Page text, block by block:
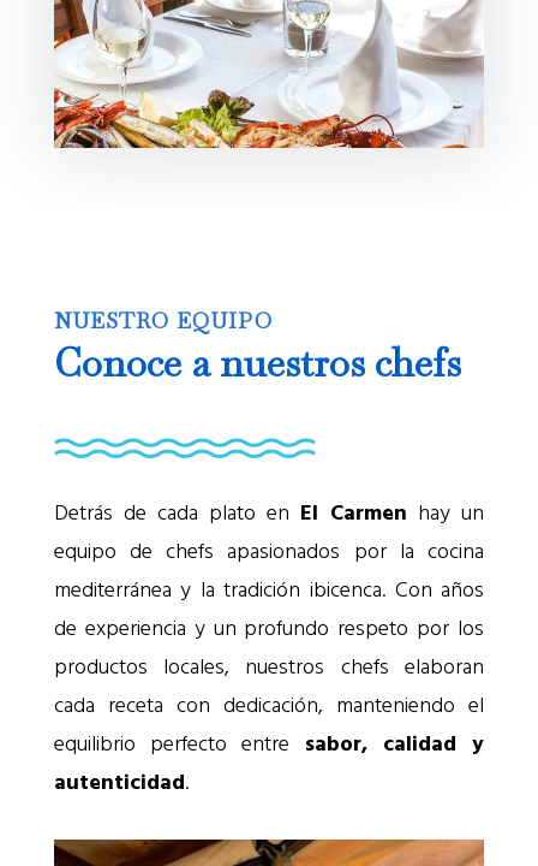
NUESTRO EQUIPO
Conoce a nuestros chefs
Detrás de cada plato en El Carmen hay un
equipo de chefs apasionados por la cocina
mediterránea y la tradición ibicenca. Con años
de experiencia y un profundo respeto por los
productos locales, nuestros chefs elaboran
cada receta con dedicación, manteniendo el
equilibrio perfecto entre sabor, calidad y
autenticidad.